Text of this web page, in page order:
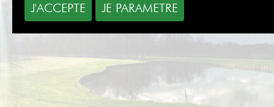
J'ACCEPTE JE PARAMETRE